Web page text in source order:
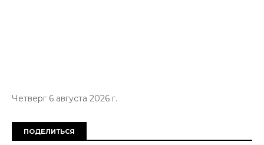
Четверг 6 августа 2026 г.
ПОДЕЛИТЬСЯ